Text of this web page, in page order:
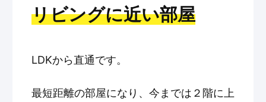
リビングに近い部屋
LDKから直通です。
最短距離の部屋になり、今までは２階に上